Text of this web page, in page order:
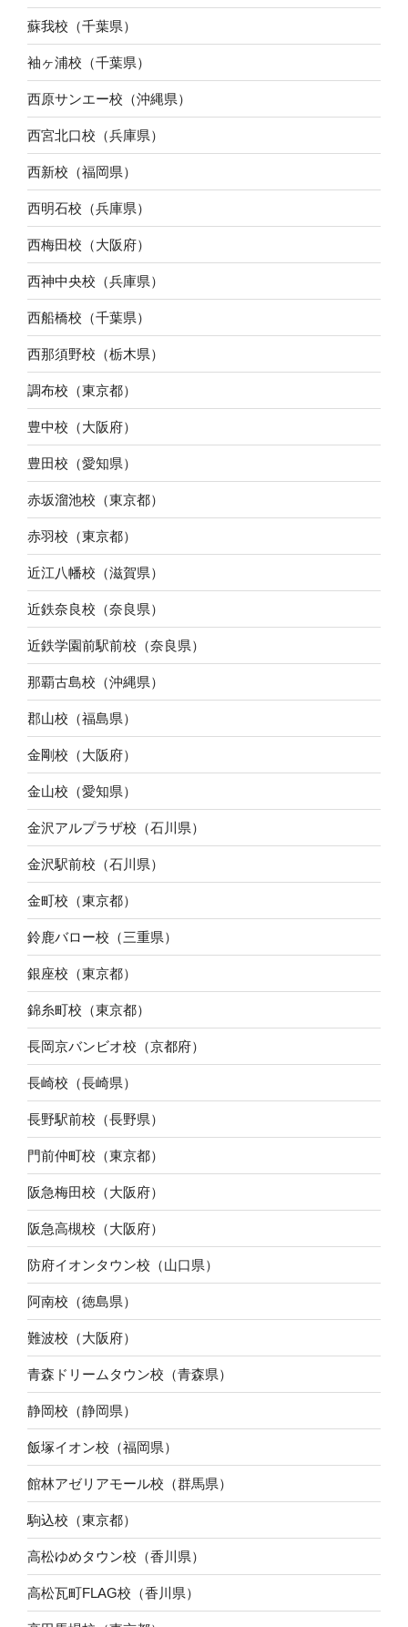
蘇我校（千葉県）
袖ヶ浦校（千葉県）
西原サンエー校（沖縄県）
西宮北口校（兵庫県）
西新校（福岡県）
西明石校（兵庫県）
西梅田校（大阪府）
西神中央校（兵庫県）
西船橋校（千葉県）
西那須野校（栃木県）
調布校（東京都）
豊中校（大阪府）
豊田校（愛知県）
赤坂溜池校（東京都）
赤羽校（東京都）
近江八幡校（滋賀県）
近鉄奈良校（奈良県）
近鉄学園前駅前校（奈良県）
那覇古島校（沖縄県）
郡山校（福島県）
金剛校（大阪府）
金山校（愛知県）
金沢アルプラザ校（石川県）
金沢駅前校（石川県）
金町校（東京都）
鈴鹿バロー校（三重県）
銀座校（東京都）
錦糸町校（東京都）
長岡京バンビオ校（京都府）
長崎校（長崎県）
長野駅前校（長野県）
門前仲町校（東京都）
阪急梅田校（大阪府）
阪急高槻校（大阪府）
防府イオンタウン校（山口県）
阿南校（徳島県）
難波校（大阪府）
青森ドリームタウン校（青森県）
静岡校（静岡県）
飯塚イオン校（福岡県）
館林アゼリアモール校（群馬県）
駒込校（東京都）
高松ゆめタウン校（香川県）
高松瓦町FLAG校（香川県）